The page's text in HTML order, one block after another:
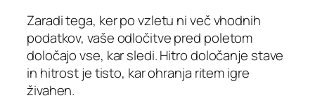
Zaradi tega, ker po vzletu ni več vhodnih
podatkov, vaše odločitve pred poletom
določajo vse, kar sledi. Hitro določanje stave
in hitrost je tisto, kar ohranja ritem igre
živahen.